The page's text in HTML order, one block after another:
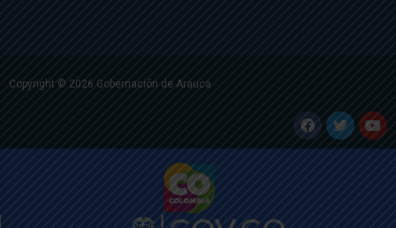
Copyright © 2026 Gobernación de Arauca